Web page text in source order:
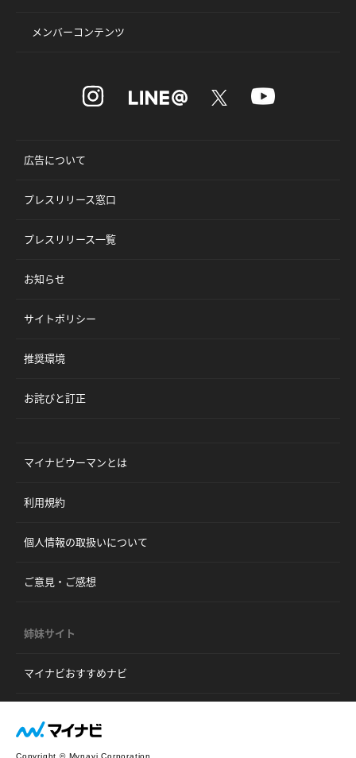
メンバーコンテンツ
広告について
プレスリリース窓口
プレスリリース一覧
お知らせ
サイトポリシー
推奨環境
お詫びと訂正
マイナビウーマンとは
利用規約
個人情報の取扱いについて
ご意見・ご感想
姉妹サイト
マイナビおすすめナビ
Copyright © Mynavi Corporation